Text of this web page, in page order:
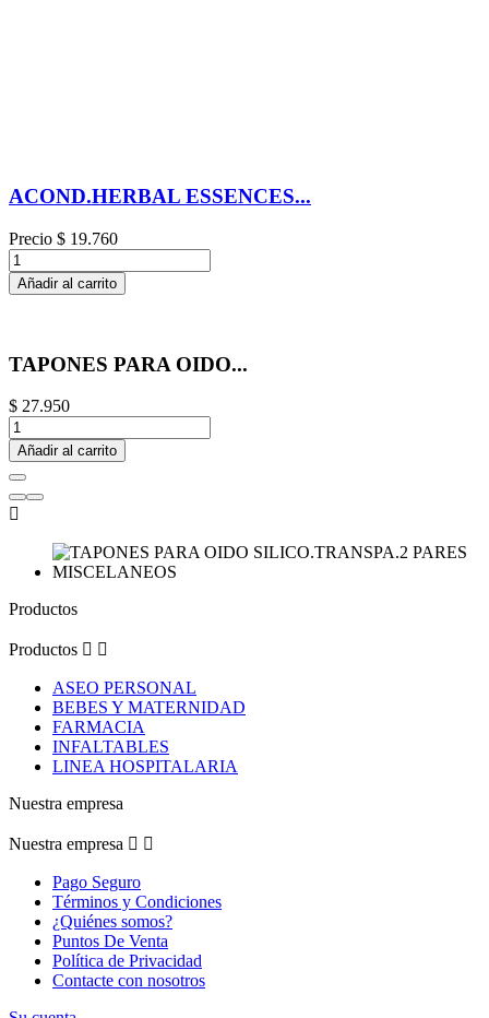
ACOND.HERBAL ESSENCES...
Precio $ 19.760
Añadir al carrito
TAPONES PARA OIDO...
$ 27.950
Añadir al carrito

Productos
Productos  
ASEO PERSONAL
BEBES Y MATERNIDAD
FARMACIA
INFALTABLES
LINEA HOSPITALARIA
Nuestra empresa
Nuestra empresa  
Pago Seguro
Términos y Condiciones
¿Quiénes somos?
Puntos De Venta
Política de Privacidad
Contacte con nosotros